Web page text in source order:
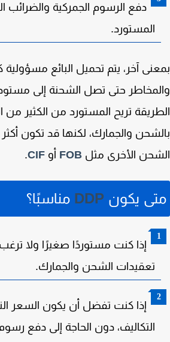
دفع الرسوم الجمركية والضرائب
المستورد.
آخر، يتم تحميل البائع مسؤولية
حتى تصل الشحنة إلى
تريح المستورد من الكثير من
والجمارك، لكنها قد تكون أكثر
الأخرى مثلFOBأو CIF
.
يكونDDPمناسبًا؟
إذا كنت مستوردًا صغيرًا ولا ترغب
تعقيدات الشحن والجمارك.
إذا كنت تفضل أن يكون السعر
التكاليف، دون الحاجة إلى دفع رسوم